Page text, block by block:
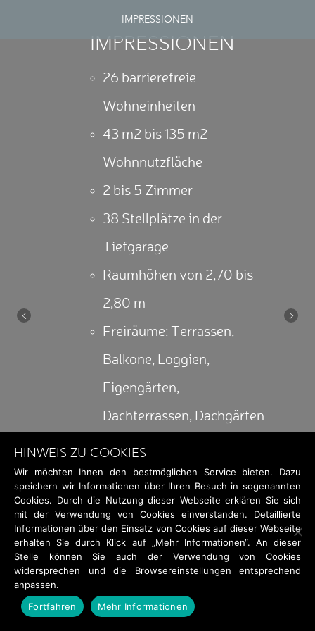
IMPRESSIONEN
IMPRESSIONEN
26 barrierefreie
Wohneinheiten
43 m2 bis 135 m2
Wohnnutzfläche
2 bis 5 Zimmer
38 Stellplätze in der
Tiefgarage
Raumhöhen von 2,70 bis
2,80 m
Freiräume: Terrassen,
Balkone, Loggien,
Eigengärten,
Dachterrassen, Dachgärten
großflächige Verglasungen
außenliegende
Beschattung
Offene Wohnküchen
En-Suite Badezimmer
Schrankräume
Next
Wir möchten Ihnen den bestmöglichen Service bieten. Dazu
speichern wir Informationen über Ihren Besuch in sogenannten
Cookies. Durch die Nutzung dieser Webseite erklären Sie sich
mit der Verwendung von Cookies einverstanden. Detaillierte
Informationen über den Einsatz von Cookies auf dieser Webseite
erhalten Sie durch Klick auf „Mehr Informationen“. An dieser
Stelle können Sie auch der Verwendung von Cookies
widersprechen und die Browsereinstellungen entsprechend
anpassen.
Fortfahren
Mehr Informationen